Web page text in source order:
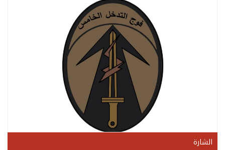
الشارة